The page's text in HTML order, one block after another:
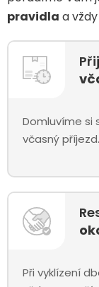
pravidla a vždy
Domluvíme si
včasný příjezd.
Při vyklízení